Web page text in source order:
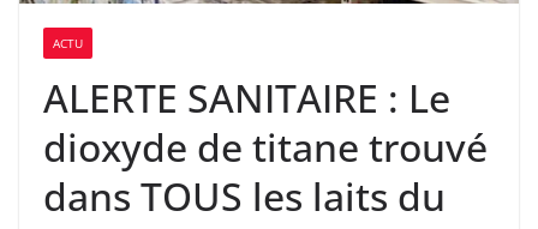
ACTU
ALERTE SANITAIRE : Le
dioxyde de titane trouvé
dans TOUS les laits du